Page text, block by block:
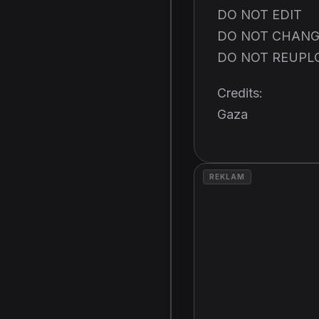
DO NOT EDIT
DO NOT
DO NOT
Credits:
Gaza
REKLAM